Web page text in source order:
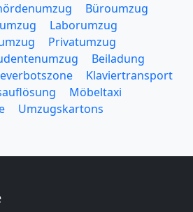
Büroumzug
Laborumzug
Privatumzug
Beiladung
Klaviertransport
Möbeltaxi
Umzugskartons